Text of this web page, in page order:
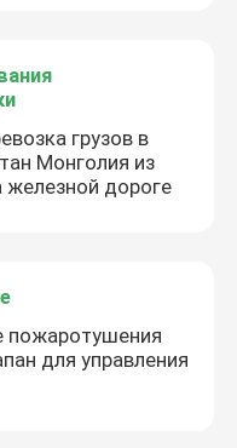
грузов в
Монголия из
железной дороге
пожаротушения
для управления